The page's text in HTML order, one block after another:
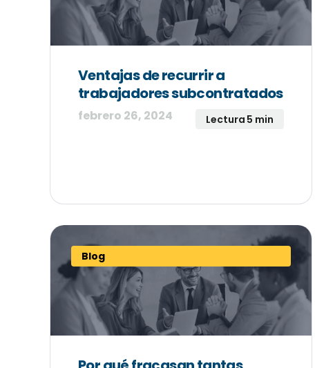
Ventajas de recurrir a
trabajadores subcontratados
febrero 26, 2024 Lectura 5 min
Blog